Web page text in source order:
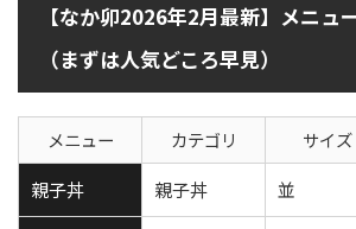
【なか卯2026年2月最新】メニュ
（まずは人気どころ早見）
メニュー カテゴリ サイズ
親子丼
親子丼 並